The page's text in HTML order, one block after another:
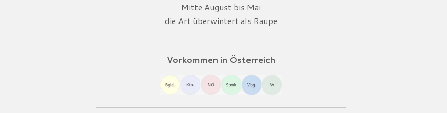
Mitte August bis Mai
die Art überwintert als Raupe
Vorkommen in Österreich